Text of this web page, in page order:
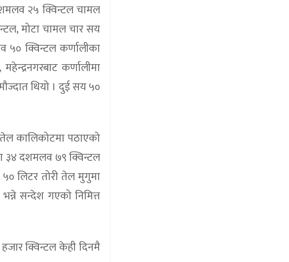
२५ क्विन्टल चामल
मोटा चामल चार सय
क्विन्टल कर्णालीका
कर्णालीमा
थियो । दुई सय ५०
कालिकोटमा पठाएको
३४ दशमलव ७९ क्विन्टल
लिटर तोरी तेल मुगुमा
सन्देश गएको निमित्त
क्विन्टल केही दिनमै